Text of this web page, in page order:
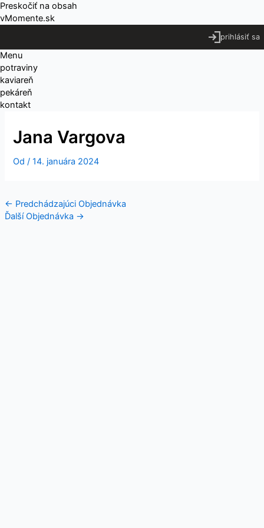
Preskočiť na obsah
vMomente.sk
prihlásiť sa
Menu
potraviny
kaviareň
pekáreň
kontakt
Jana Vargova
Od /14. januára 2024
← Predchádzajúci Objednávka
Ďalší Objednávka →